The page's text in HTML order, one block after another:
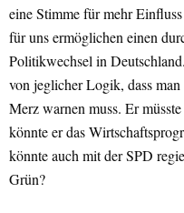
eine Stimme für mehr
für uns ermöglichen einen
Politikwechsel in
von jeglicher Logik, dass
Merz warnen muss. Er
könnte er das
könnte auch mit der SPD
Grün?